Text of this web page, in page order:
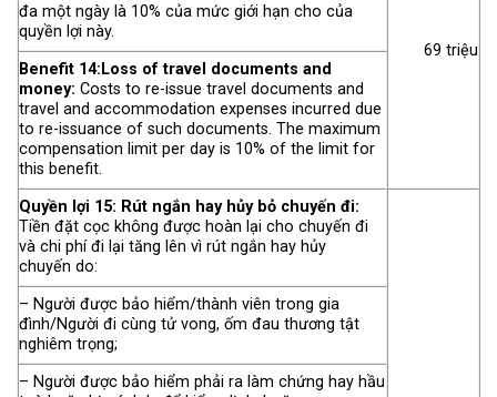
đa một ngày là 10% của mức giới hạn cho của
quyền lợi này.
69 triệu
Benefit 14:Loss of travel documents and
money: Costs to re-issue travel documents and
travel and accommodation expenses incurred due
to re-issuance of such documents. The maximum
compensation limit per day is 10% of the limit for
this benefit.
Quyền lợi 15: Rút ngắn hay hủy bỏ chuyến đi:
Tiền đặt cọc không được hoàn lại cho chuyến đi
và chi phí đi lại tăng lên vì rút ngắn hay hủy
chuyến do:
– Người được bảo hiểm/thành viên trong gia
đình/Người đi cùng tử vong, ốm đau thương tật
nghiêm trọng;
– Người được bảo hiểm phải ra làm chứng hay hầu